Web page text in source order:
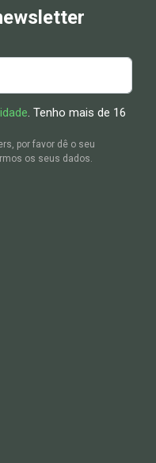
. Tenho mais de 16
por favor dê o seu
os seus dados.